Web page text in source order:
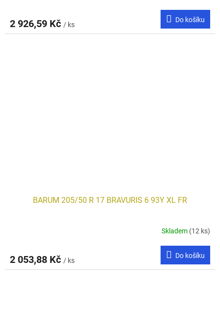
2 926,59 Kč / ks
Do košíku
BARUM 205/50 R 17 BRAVURIS 6 93Y XL FR
Skladem (12 ks)
2 053,88 Kč / ks
Do košíku